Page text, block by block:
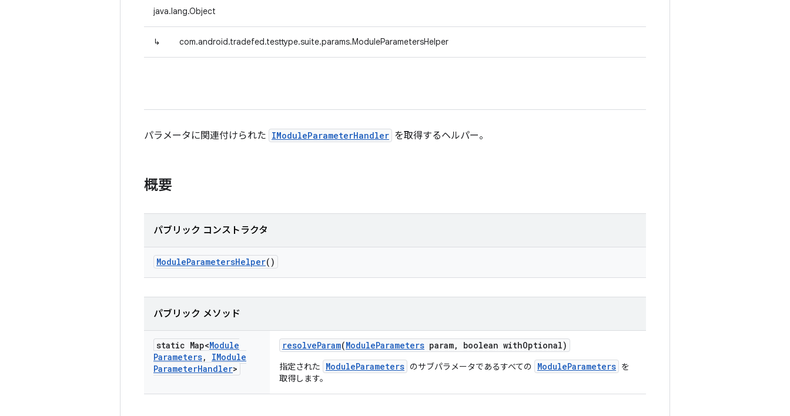
java.lang.Object
↳ com.android.tradefed.testtype.suite.params.ModuleParametersHelper
パラメータに関連付けられた IModuleParameterHandler を取得するヘルパー。
概要
パブリック コンストラクタ
ModuleParametersHelper()
パブリック メソッド
static Map<Module
Parameters,
IModule
ParameterHandler>
resolveParam(ModuleParameters param, boolean withOptional)
指定された ModuleParameters のサブパラメータであるすべての ModuleParameters を
取得します。